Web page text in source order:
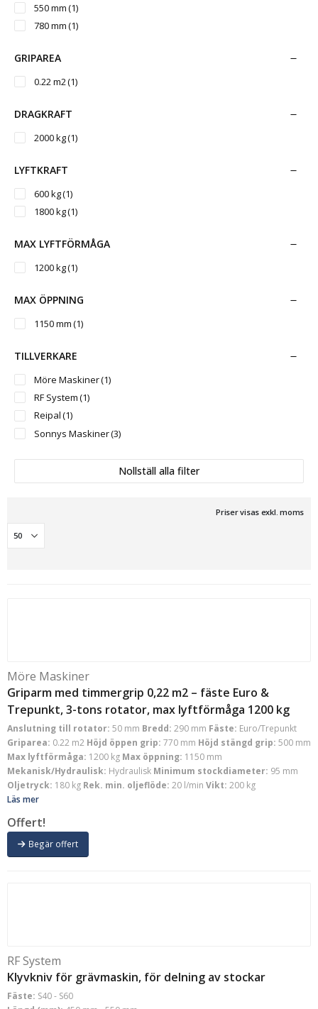
550 mm(1)
780 mm(1)
GRIPAREA
0.22 m2(1)
DRAGKRAFT
2000 kg(1)
LYFTKRAFT
600 kg(1)
1800 kg(1)
MAX LYFTFÖRMÅGA
1200 kg(1)
MAX ÖPPNING
1150 mm(1)
TILLVERKARE
Möre Maskiner(1)
RF System(1)
Reipal(1)
Sonnys Maskiner(3)
Nollställ alla filter
Priser visas exkl. moms
Möre Maskiner
Griparm med timmergrip 0,22 m2 – fäste Euro &
Trepunkt, 3-tons rotator, max lyftförmåga 1200 kg
Anslutning till rotator: 50 mm Bredd: 290 mm Fäste: Euro/Trepunkt
Griparea: 0.22 m2 Höjd öppen grip: 770 mm Höjd stängd grip: 500 mm
Max lyftförmåga: 1200 kg Max öppning: 1150 mm
Mekanisk/Hydraulisk: Hydraulisk Minimum stockdiameter: 95 mm
Oljetryck: 180 kg Rek. min. oljeflöde: 20 l/min Vikt: 200 kg
Läs mer
Offert!
Begär offert
RF System
Klyvkniv för grävmaskin, för delning av stockar
Fäste: S40 - S60